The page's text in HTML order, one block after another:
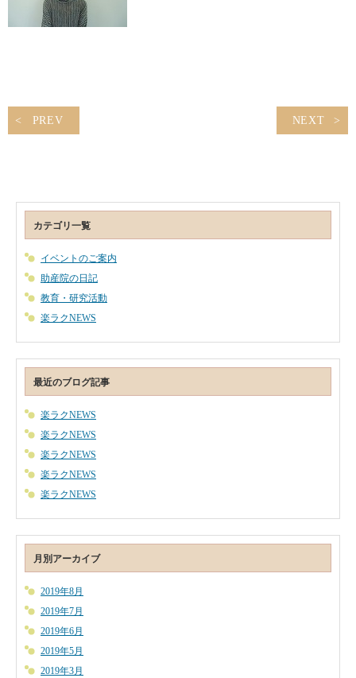
PREV NEXT
カテゴリ一覧
イベントのご案内
助産院の日記
教育・研究活動
楽ラクNEWS
最近のブログ記事
楽ラクNEWS
楽ラクNEWS
楽ラクNEWS
楽ラクNEWS
楽ラクNEWS
月別アーカイブ
2019年8月
2019年7月
2019年6月
2019年5月
2019年3月